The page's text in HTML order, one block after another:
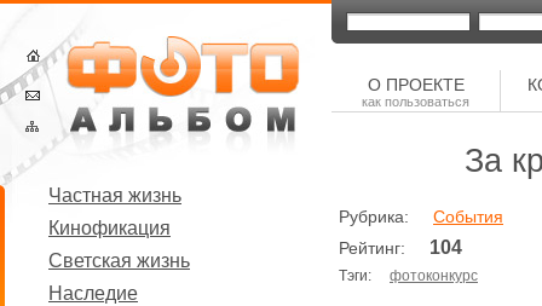
Частная жизнь
Кинофикация
Светская жизнь
Наследие
О ПРОЕКТЕ
как пользоваться
За
Рубрика: События
Рейтинг: 104
Тэги: фотоконкурс